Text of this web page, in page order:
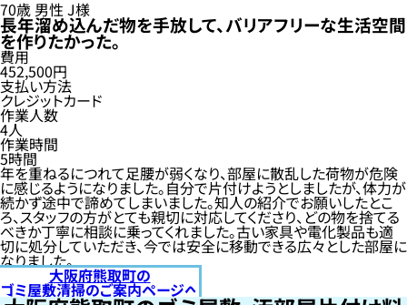
70歳 男性 J様
長年溜め込んだ物を手放して、バリアフリーな生活空間
を作りたかった。
費用
452,500円
支払い方法
クレジットカード
作業人数
4人
作業時間
5時間
年を重ねるにつれて足腰が弱くなり、部屋に散乱した荷物が危険
に感じるようになりました。自分で片付けようとしましたが、体力が
続かず途中で諦めてしまいました。知人の紹介でお願いしたとこ
ろ、スタッフの方がとても親切に対応してくださり、どの物を捨てる
べきか丁寧に相談に乗ってくれました。古い家具や電化製品も適
切に処分していただき、今では安全に移動できる広々とした部屋に
なりました。
大阪府熊取町の
ゴミ屋敷清掃のご案内ページへ